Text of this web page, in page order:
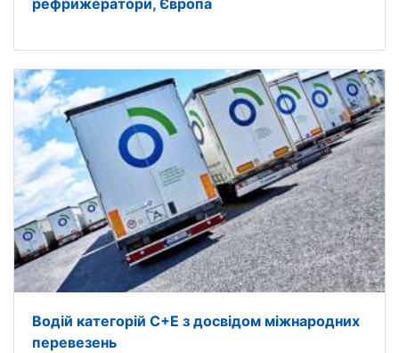
Водій категорій С+Е з досвідом міжнародних
перевезень